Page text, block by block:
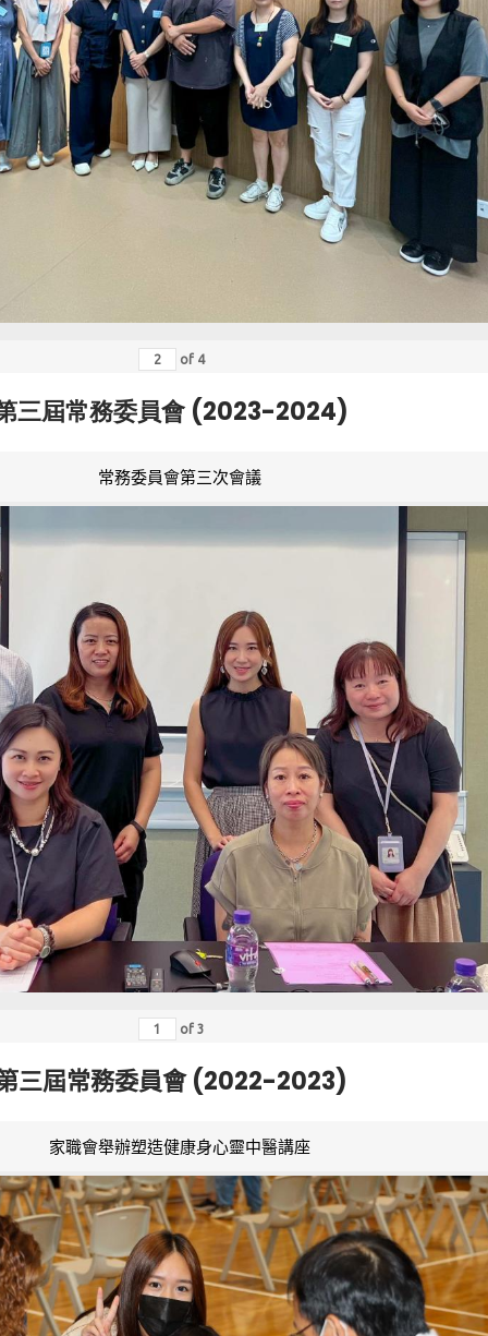
of 4
三屆常務委員會 (2023-2024)
常務委員會第三次會議
of 3
三屆常務委員會 (2022-2023)
家職會舉辦塑造健康身心靈中醫講座